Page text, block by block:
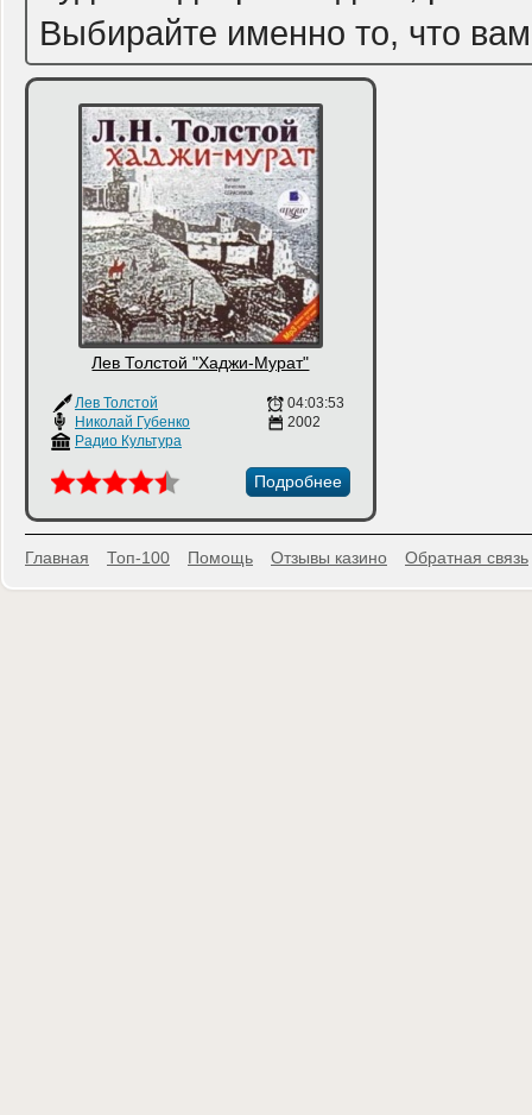
Выбирайте именно то, что
Лев Толстой "Хаджи-Мурат"
Лев Толстой
Николай Губенко
Радио Культура
04:03:53
2002
Подробнее
Главная Топ-100 Помощь Отзывы казино Обратная связь